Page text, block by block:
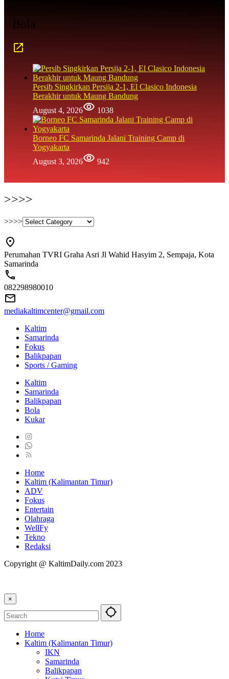
Bola
Persib Singkirkan Persija 2-1, El Clasico Indonesia
Berakhir untuk Maung Bandung
August 4, 2026
1038
Borneo FC Samarinda Jalani Training Camp di
Yogyakarta
August 3, 2026
942
>>>>
>>>>
Perumahan TVRI Graha Asri Jl Wahid Hasyim 2, Sempaja, Kota
Samarinda
082298980010
mediakaltimcenter@gmail.com
Kaltim
Samarinda
Fokus
Balikpapan
Sports / Gaming
Kaltim
Samarinda
Balikpapan
Bola
Kukar
Home
Kaltim (Kalimantan Timur)
ADV
Fokus
Entertain
Olahraga
WellFy
Tekno
Redaksi
Copyright @ KaltimDaily.com 2023
×
Home
Kaltim (Kalimantan Timur)
IKN
Samarinda
Balikpapan